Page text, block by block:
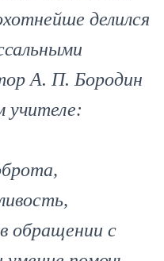
делился
А. П. Бородин
учителе:
обращении с